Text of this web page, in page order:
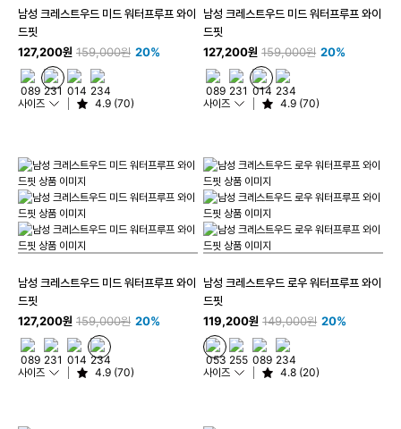
남성 크레스트우드 미드 워터프루프 와이
드핏
127,200원 159,000원 20%
사이즈 4.9 (70)
남성 크레스트우드 미드 워터프루프 와이
드핏
127,200원 159,000원 20%
사이즈 4.9 (70)
남성 크레스트우드 미드 워터프루프 와이
드핏
127,200원 159,000원 20%
사이즈 4.9 (70)
남성 크레스트우드 로우 워터프루프 와이
드핏
119,200원 149,000원 20%
사이즈 4.8 (20)